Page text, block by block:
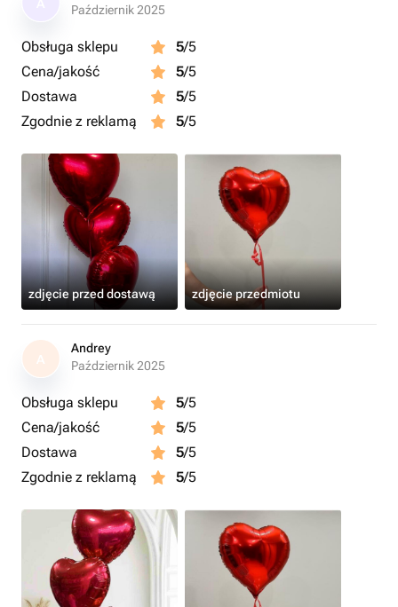
Październik 2025
Obsługa sklepu 5/5
Cena/jakość
5/5
Dostawa
5/5
Zgodnie z reklamą
5/5
zdjęcie przed dostawą zdjęcie przedmiotu
A
Andrey
Październik 2025
Obsługa sklepu 5/5
Cena/jakość
5/5
Dostawa
5/5
Zgodnie z reklamą
5/5